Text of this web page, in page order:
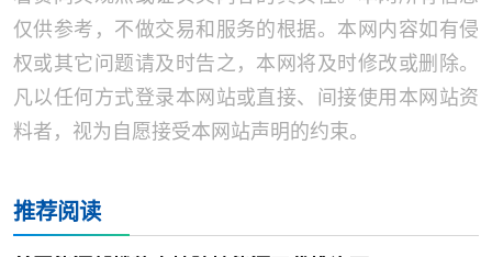
仅供参考，不做交易和服务的根据。本网内容如有侵
权或其它问题请及时告之，本网将及时修改或删除。
凡以任何方式登录本网站或直接、间接使用本网站资
料者，视为自愿接受本网站声明的约束。
推荐阅读